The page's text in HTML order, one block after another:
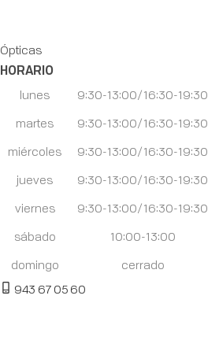
Ópticas
HORARIO
lunes
9:30-13:00/16:30-19:30
martes
9:30-13:00/16:30-19:30
miércoles
9:30-13:00/16:30-19:30
jueves
9:30-13:00/16:30-19:30
viernes
9:30-13:00/16:30-19:30
sábado
10:00-13:00
domingo
cerrado
943 67 05 60